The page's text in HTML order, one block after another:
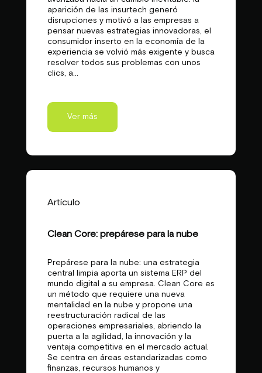
aparición de las insurtech generó
disrupciones y motivó a las empresas a
pensar nuevas estrategias innovadoras, el
consumidor inserto en la economía de la
experiencia se volvió más exigente y busca
resolver todos sus problemas con unos
clics, a...
Ver más
Artículo
Clean Core: prepárese para la nube
Prepárese para la nube: una estrategia
central limpia aporta un sistema ERP del
mundo digital a su empresa. Clean Core es
un método que requiere una nueva
mentalidad en la nube y propone una
reestructuración radical de las
operaciones empresariales, abriendo la
puerta a la agilidad, la innovación y la
ventaja competitiva en el mercado actual.
Se centra en áreas estandarizadas como
finanzas, recursos humanos y